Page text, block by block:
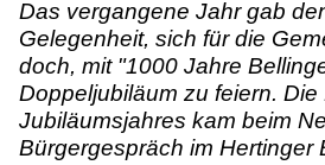
Das vergangene Jahr gab
Gelegenheit, sich für die
doch, mit "1000 Jahre
Doppeljubiläum zu feiern.
Jubiläumsjahres kam beim
Bürgergespräch im Hertinger